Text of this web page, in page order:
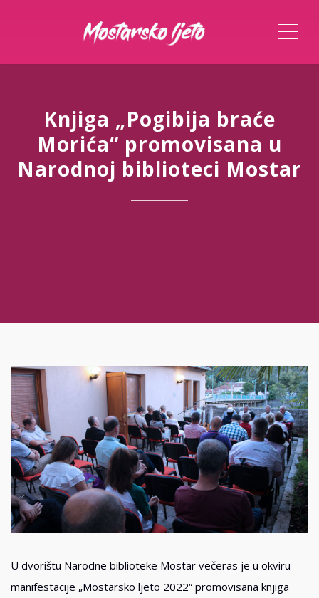
Knjiga „Pogibija braće
Morića“ promovisana u
Narodnoj biblioteci Mostar
U dvorištu Narodne biblioteke Mostar večeras je u okviru
manifestacije „Mostarsko ljeto 2022“ promovisana knjiga